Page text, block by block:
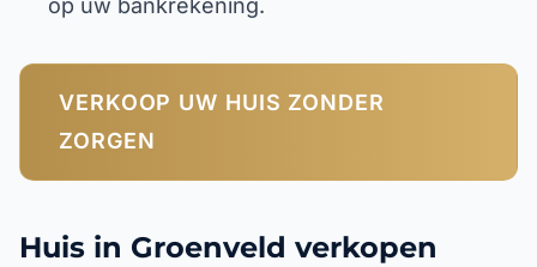
op uw bankrekening.
VERKOOP UW HUIS ZONDER
ZORGEN
Huis in Groenveld verkopen